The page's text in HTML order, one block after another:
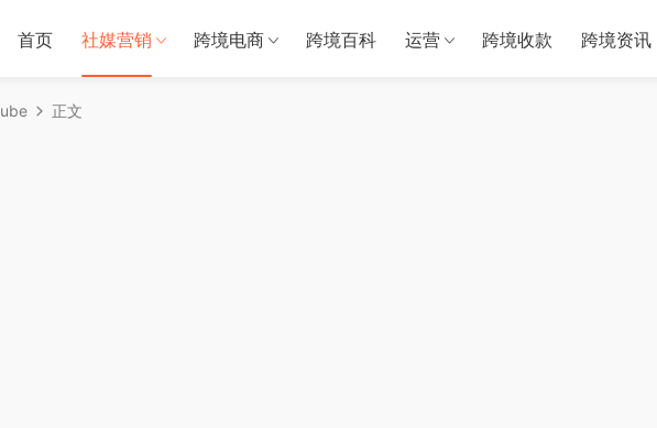
首页 社媒营销 跨境电商 跨境百科 运营 跨境收款 跨境资讯
正文